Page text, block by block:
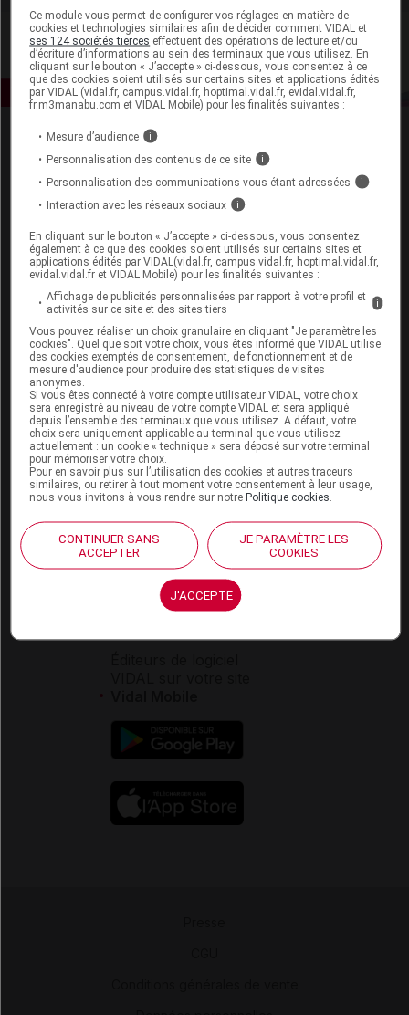
Espace produit
Boutique
VIDAL Expert
VIDAL Hoptimal
eVIDAL
VIDAL Mobile
VIDAL widget
VIDAL Sécurisation
VIDAL e-Services
Espace institutionnel
Qui sommes-nous ?
VIDAL France
Carrières
Charte éthique et
Service client
Contact
Ce module vous permet de configurer vos réglages en matière de
cookies et technologies similaires afin de décider comment VIDAL et
ses 124 sociétés tierces effectuent des opérations de lecture et/ou
d’écriture d’informations au sein des terminaux que vous utilisez. En
cliquant sur le bouton « J’accepte » ci-dessous, vous consentez à ce
que des cookies soient utilisés sur certains sites et applications édités
par VIDAL (vidal.fr, campus.vidal.fr, hoptimal.vidal.fr, evidal.vidal.fr,
fr.m3manabu.com et VIDAL Mobile) pour les finalités suivantes :
Mesure d’audience i
Personnalisation des contenus de ce site i
Personnalisation des communications vous étant adressées i
Interaction avec les réseaux sociaux i
En cliquant sur le bouton « J’accepte » ci-dessous, vous consentez
également à ce que des cookies soient utilisés sur certains sites et
applications édités par VIDAL(vidal.fr, campus.vidal.fr, hoptimal.vidal.fr,
evidal.vidal.fr et VIDAL Mobile) pour les finalités suivantes :
Affichage de publicités personnalisées par rapport à votre profil et
activités sur ce site et des sites tiers
i
Vous pouvez réaliser un choix granulaire en cliquant "Je paramètre les
cookies". Quel que soit votre choix, vous êtes informé que VIDAL utilise
des cookies exemptés de consentement, de fonctionnement et de
mesure d'audience pour produire des statistiques de visites
anonymes.
Si vous êtes connecté à votre compte utilisateur VIDAL, votre choix
sera enregistré au niveau de votre compte VIDAL et sera appliqué
depuis l’ensemble des terminaux que vous utilisez. A défaut, votre
choix sera uniquement applicable au terminal que vous utilisez
actuellement : un cookie « technique » sera déposé sur votre terminal
pour mémoriser votre choix.
Pour en savoir plus sur l’utilisation des cookies et autres traceurs
similaires, ou retirer à tout moment votre consentement à leur usage,
nous vous invitons à vous rendre sur notrePolitique cookies
CONTINUER SANS
ACCEPTER
JE PARAMÈTRE LES
COOKIES
J'ACCEPTE